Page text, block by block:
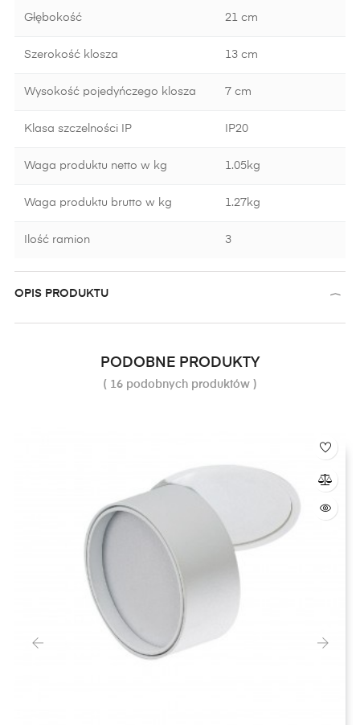
Głębokość 21 cm
Szerokość klosza 13 cm
Wysokość pojedyńczego klosza 7 cm
Klasa szczelności IP IP20
Waga produktu netto w kg 1.05kg
Waga produktu brutto w kg 1.27kg
Ilość ramion 3
OPIS PRODUKTU
PODOBNE PRODUKTY
( 16 podobnych produktów )